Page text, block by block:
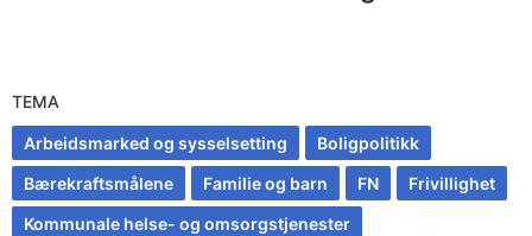
TEMA
Arbeidsmarked og sysselsetting
Boligpolitikk
Bærekraftsmålene
Familie og barn FN
Frivillighet
Kommunale helse- og omsorgstjenester